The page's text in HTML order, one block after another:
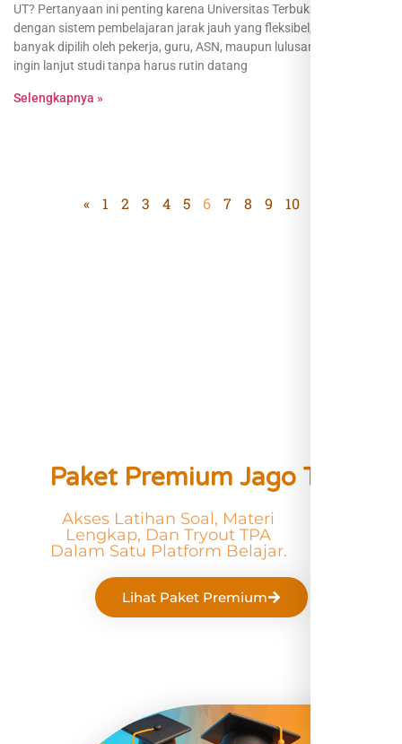
UT? Pertanyaan ini penting karena Universitas Terbuka dikenal
dengan sistem pembelajaran jarak jauh yang fleksibel, sehingga
banyak dipilih oleh pekerja, guru, ASN, maupun lulusan S1 yang
ingin lanjut studi tanpa harus rutin datang
Selengkapnya »
« 1 2 3 4 5 6 7 8 9 10
Paket Premium Jago TPA
Akses Latihan Soal, Materi
Lengkap, Dan Tryout TPA
Dalam Satu Platform Belajar.
Lihat Paket Premium